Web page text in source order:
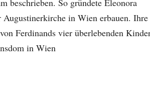
beschrieben. So gründete Eleonora
in Wien erbauen. Ihre
Ferdinands vier überlebenden
in Wien